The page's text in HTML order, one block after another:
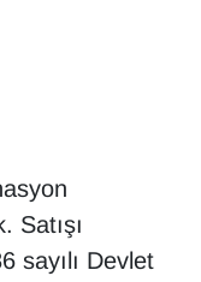
Satışı
sayılı Devlet